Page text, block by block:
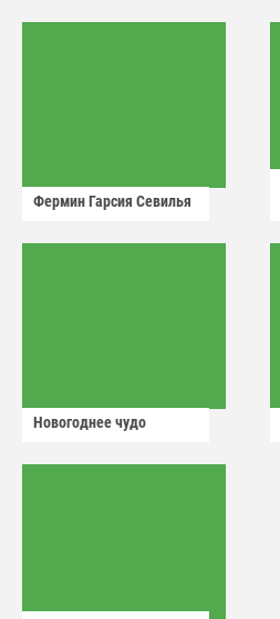
Фермин Гарсия Севилья
Новогоднее чудо